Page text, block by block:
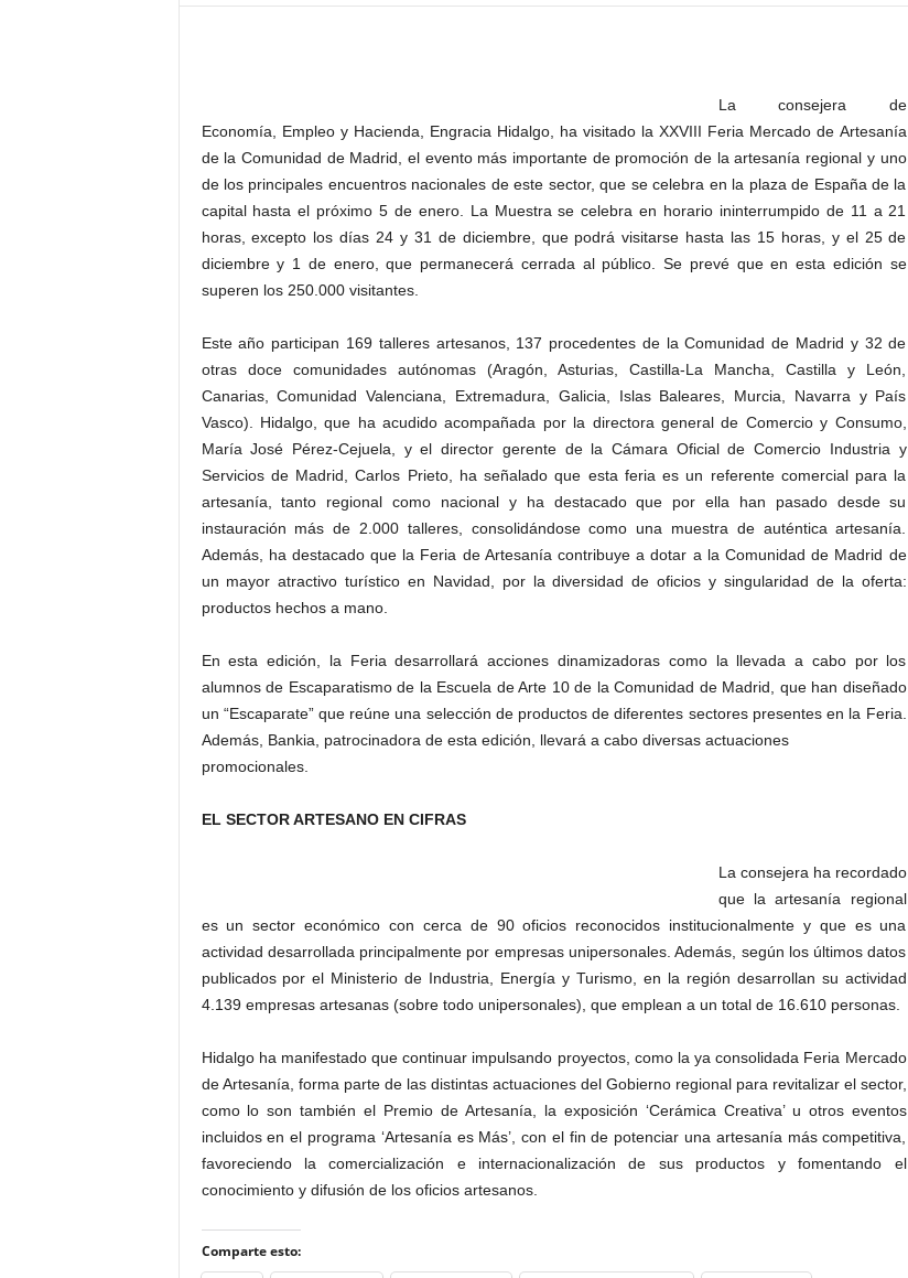
La consejera de
Economía, Empleo y Hacienda, Engracia Hidalgo, ha visitado la XXVIII Feria Mercado de Artesanía
de la Comunidad de Madrid, el evento más importante de promoción de la artesanía regional y uno
de los principales encuentros nacionales de este sector, que se celebra en la plaza de España de la
capital hasta el próximo 5 de enero. La Muestra se celebra en horario ininterrumpido de 11 a 21
horas, excepto los días 24 y 31 de diciembre, que podrá visitarse hasta las 15 horas, y el 25 de
diciembre y 1 de enero, que permanecerá cerrada al público. Se prevé que en esta edición se
superen los 250.000 visitantes.
Este año participan 169 talleres artesanos, 137 procedentes de la Comunidad de Madrid y 32 de
otras doce comunidades autónomas (Aragón, Asturias, Castilla-La Mancha, Castilla y León,
Canarias, Comunidad Valenciana, Extremadura, Galicia, Islas Baleares, Murcia, Navarra y País
Vasco). Hidalgo, que ha acudido acompañada por la directora general de Comercio y Consumo,
María José Pérez-Cejuela, y el director gerente de la Cámara Oficial de Comercio Industria y
Servicios de Madrid, Carlos Prieto, ha señalado que esta feria es un referente comercial para la
artesanía, tanto regional como nacional y ha destacado que por ella han pasado desde su
instauración más de 2.000 talleres, consolidándose como una muestra de auténtica artesanía.
Además, ha destacado que la Feria de Artesanía contribuye a dotar a la Comunidad de Madrid de
un mayor atractivo turístico en Navidad, por la diversidad de oficios y singularidad de la oferta:
productos hechos a mano.
En esta edición, la Feria desarrollará acciones dinamizadoras como la llevada a cabo por los
alumnos de Escaparatismo de la Escuela de Arte 10 de la Comunidad de Madrid, que han diseñado
un “Escaparate” que reúne una selección de productos de diferentes sectores presentes en la Feria.
Además, Bankia, patrocinadora de esta edición, llevará a cabo diversas actuaciones
promocionales.
EL SECTOR ARTESANO EN CIFRAS
La consejera ha recordado
que la artesanía regional
es un sector económico con cerca de 90 oficios reconocidos institucionalmente y que es una
actividad desarrollada principalmente por empresas unipersonales. Además, según los últimos datos
publicados por el Ministerio de Industria, Energía y Turismo, en la región desarrollan su actividad
4.139 empresas artesanas (sobre todo unipersonales), que emplean a un total de 16.610 personas.
Hidalgo ha manifestado que continuar impulsando proyectos, como la ya consolidada Feria Mercado
de Artesanía, forma parte de las distintas actuaciones del Gobierno regional para revitalizar el sector,
como lo son también el Premio de Artesanía, la exposición ‘Cerámica Creativa’ u otros eventos
incluidos en el programa ‘Artesanía es Más’, con el fin de potenciar una artesanía más competitiva,
favoreciendo la comercialización e internacionalización de sus productos y fomentando el
conocimiento y difusión de los oficios artesanos.
Comparte esto: